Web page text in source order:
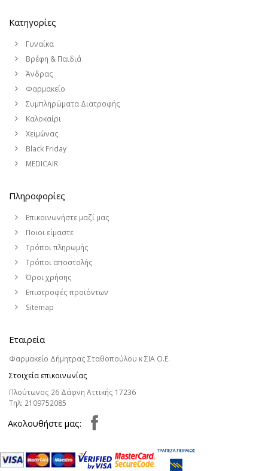
Κατηγορίες
Γυναίκα
Βρέφη & Παιδιά
Άνδρας
Φαρμακείο
Συμπληρώματα Διατροφής
Καλοκαίρι
Χειμώνας
Black Friday
MEDICAIR
Πληροφορίες
Επικοινωνήστε μαζί μας
Ποιοι είμαστε
Τρόποι πληρωμής
Τρόποι αποστολής
Όροι χρήσης
Επιστροφές προϊόντων
Sitemap
Εταιρεία
Φαρμακείο Δήμητρας Σταθοπούλου κ ΣΙΑ Ο.Ε.
Στοιχεία επικοινωνίας
Πλούτωνος 26 Δάφνη Αττικής 17236
Τηλ: 2109752085
Aκολουθήστε μας: